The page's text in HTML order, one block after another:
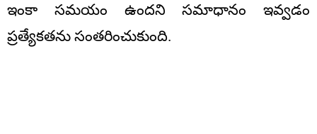
ఇంకా సమయం ఉందని సమాధానం ఇవ్వడం
ప్రత్యేకతను సంతరించుకుంది.